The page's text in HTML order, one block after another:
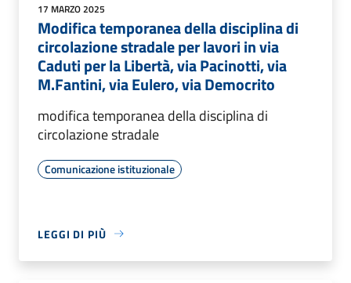
17 MARZO 2025
Modifica temporanea della disciplina di
circolazione stradale per lavori in via
Caduti per la Libertà, via Pacinotti, via
M.Fantini, via Eulero, via Democrito
modifica temporanea della disciplina di
circolazione stradale
Comunicazione istituzionale
LEGGI DI PIÙ